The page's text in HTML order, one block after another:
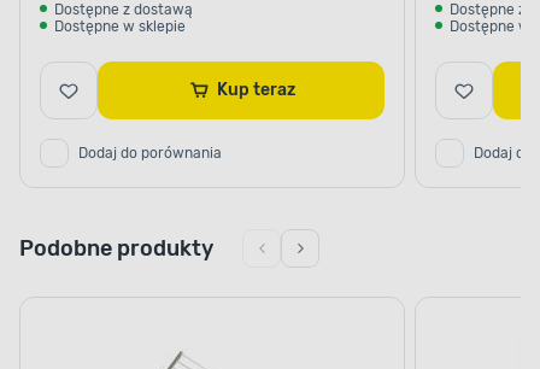
Dostępne z dostawą
Dostępne w sklepie
Kup teraz
Dodaj do porównania
Dostępne z
Dostępne w
Dodaj do
Podobne produkty